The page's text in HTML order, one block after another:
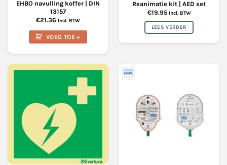
EHBO navulling koffer | DIN
13157
€21.36 Incl. BTW
VOEG TOE +
Reanimatie kit | AED set
€19.95 Incl. BTW
LEES VERDER